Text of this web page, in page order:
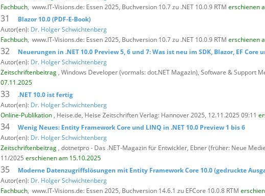
Fachbuch, www.IT-Visions.de: Essen 2025, Buchversion 10.7 zu .NET 10.0.9 RTM erschienen
31
Blazor 10.0 (PDF-E-Book)
Autor(en): Dr. Holger Schwichtenberg
Fachbuch, www.IT-Visions.de: Essen 2025, Buchversion 10.7 zu .NET 10.0.9 RTM erschienen
32
Neuerungen in .NET 10.0 Preview 5, 6 und 7: Was ist neu im SDK, Blazor, EF Core
Autor(en): Dr. Holger Schwichtenberg
Zeitschriftenbeitrag , Windows Developer (vormals: dot.NET Magazin), Software & Support
07.11.2025
33
.NET 10.0 ist fertig
Autor(en): Dr. Holger Schwichtenberg
Online-Publikation , Heise.de, Heise Zeitschriften Verlag: Hannover 2025, 12.11.2025 09:11
34
Wenig Neues: Entity Framework Core und LINQ in .NET 10.0 Preview 1 bis 6
Autor(en): Dr. Holger Schwichtenberg
Zeitschriftenbeitrag , dotnetpro - Das .NET-Magazin für Entwickler, Ebner (früher: Neue
11/2025 erschienen am 15.10.2025
35
Moderne Datenzugriffslösungen mit Entity Framework Core 10.0 (gedruckte
Autor(en): Dr. Holger Schwichtenberg
Fachbuch, www.IT-Visions.de: Essen 2025, Buchversion 14.6.1 zu EFCore 10.0.8 RTM